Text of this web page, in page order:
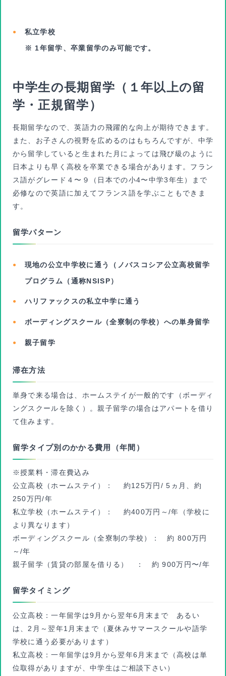
私立学校
※ 1年留学、卒業留学のみ可能です。
中学生の長期留学（１年以上の留
学・正規留学）
長期留学なので、英語力の飛躍的な向上が期待できます。
また、お子さんの視野を広めるのはもちろんですが、中学
から留学していると生まれた月によっては飛び級のように
日本よりも早く高校を卒業できる場合があります。フラン
ス語がグレード４〜９（日本での小4〜中学3年生）まで
必修なので英語に加えてフランス語を学ぶこともできま
す。
留学パターン
現地の公立中学校に通う（ノバスコシア公立高校留学
プログラム（通称NSISP）
ハリファックスの私立中学に通う
ボーディングスクール（全寮制の学校）への単身留学
親子留学
滞在方法
単身で来る場合は、ホームステイが一般的です（ボーディ
ングスクールを除く）。親子留学の場合はアパートを借り
て住みます。
留学タイプ別のかかる費用（年間）
※授業料・滞在費込み
公立高校（ホームステイ）： 約125万円/ 5ヵ月、約
250万円/年
私立学校（ホームステイ）： 約400万円～/年（学校に
より異なります）
ボーディングスクール（全寮制の学校）： 約 800万円
～/年
親子留学（賃貸の部屋を借りる） ： 約 900万円〜/年
留学タイミング
公立高校：一年留学は9月から翌年6月末まで あるい
は、2月～翌年1月末まで（夏休みサマースクールや語学
学校に通う必要があります）
私立高校：一年留学は9月から翌年6月末まで（高校は単
位取得がありますが、中学生はご相談下さい）